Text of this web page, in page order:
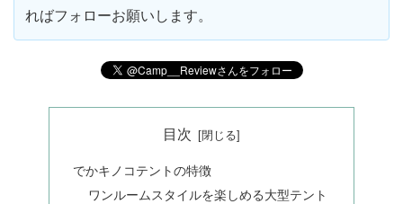
ればフォローお願いします。
目次
でかキノコテントの特徴
ワンルームスタイルを楽しめる大型テント